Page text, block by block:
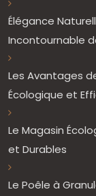
Élégance
Incontournable
Les Avantages
Écologique et
Le Magasin
et Durables
Le Poêle à